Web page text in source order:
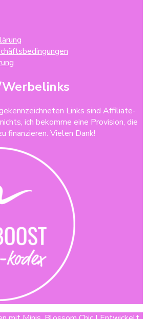
Links sind Affiliate-
ich bekomme eine Provision, die
finanzieren. Vielen Dank!